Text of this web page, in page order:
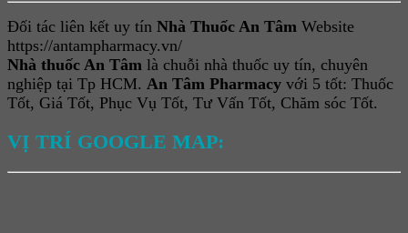
Đối tác liên kết uy tín Nhà Thuốc An Tâm Website
https://antampharmacy.vn/
Nhà thuốc An Tâm là chuỗi nhà thuốc uy tín, chuyên
nghiệp tại Tp HCM. An Tâm Pharmacy với 5 tốt: Thuốc
Tốt, Giá Tốt, Phục Vụ Tốt, Tư Vấn Tốt, Chăm sóc Tốt.
VỊ TRÍ GOOGLE MAP: